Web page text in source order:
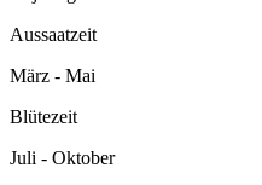
Aussaatzeit
März - Mai
Blütezeit
Juli - Oktober